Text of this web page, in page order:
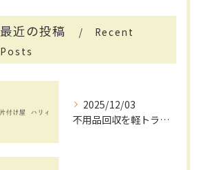
最近の投稿
Recent
Posts
2025/12/03
不用品回収を軽トラックで賢く活用する茨城県で手間と費用を抑えるコツ